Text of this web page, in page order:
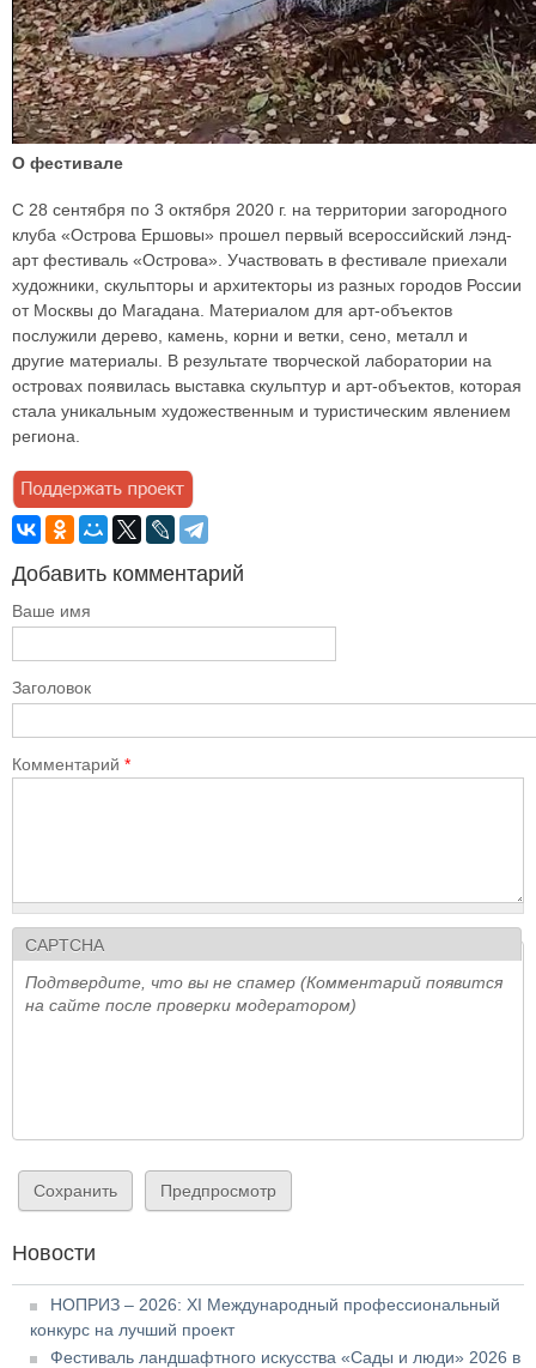
О фестивале
С 28 сентября по 3 октября 2020 г. на территории загородного
клуба «Острова Ершовы» прошел первый всероссийский лэнд-
арт фестиваль «Острова». Участвовать в фестивале приехали
художники, скульпторы и архитекторы из разных городов России
от Москвы до Магадана. Материалом для арт-объектов
послужили дерево, камень, корни и ветки, сено, металл и
другие материалы. В результате творческой лаборатории на
островах появилась выставка скульптур и арт-объектов, которая
стала уникальным художественным и туристическим явлением
региона.
Добавить комментарий
Ваше имя
Заголовок
Комментарий *
CAPTCHA
Подтвердите, что вы не спамер (Комментарий появится
на сайте после проверки модератором)
Новости
НОПРИЗ – 2026: XI Международный профессиональный
конкурс на лучший проект
Фестиваль ландшафтного искусства «Сады и люди» 2026 в